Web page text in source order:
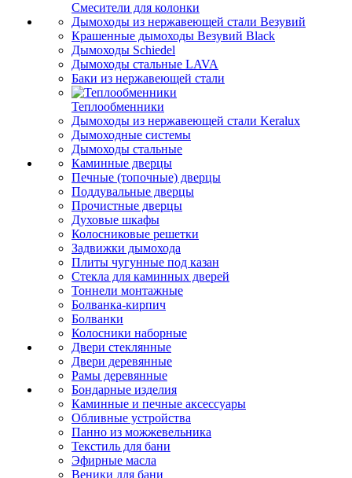
Смесители для колонки
Дымоходы из нержавеющей стали Везувий
Крашенные дымоходы Везувий Black
Дымоходы Schiedel
Дымоходы стальные LAVA
Баки из нержавеющей стали
Теплообменники
Дымоходы из нержавеющей стали Keralux
Дымоходные системы
Дымоходы стальные
Каминные дверцы
Печные (топочные) дверцы
Поддувальные дверцы
Прочистные дверцы
Духовые шкафы
Колосниковые решетки
Задвижки дымохода
Плиты чугунные под казан
Стекла для каминных дверей
Тоннели монтажные
Болванка-кирпич
Болванки
Колосники наборные
Двери стеклянные
Двери деревянные
Рамы деревянные
Бондарные изделия
Каминные и печные аксессуары
Обливные устройства
Панно из можжевельника
Текстиль для бани
Эфирные масла
Веники для бани